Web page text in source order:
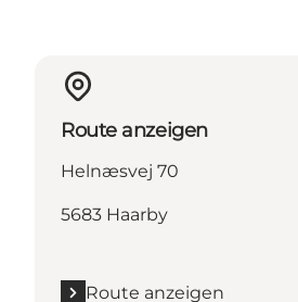
Route anzeigen
Helnæsvej 70
5683 Haarby
Route anzeigen